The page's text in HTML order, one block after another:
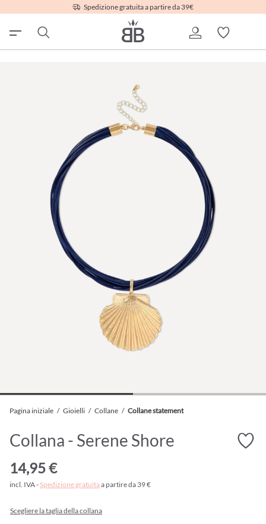
Spedizione gratuita a partire da 39€
Pagina iniziale / Gioielli / Collane / Collane statement
Collana - Serene Shore
14,95 €
incl. IVA - Spedizione gratuitaa partire da 39 €
Scegliere la taglia della collana